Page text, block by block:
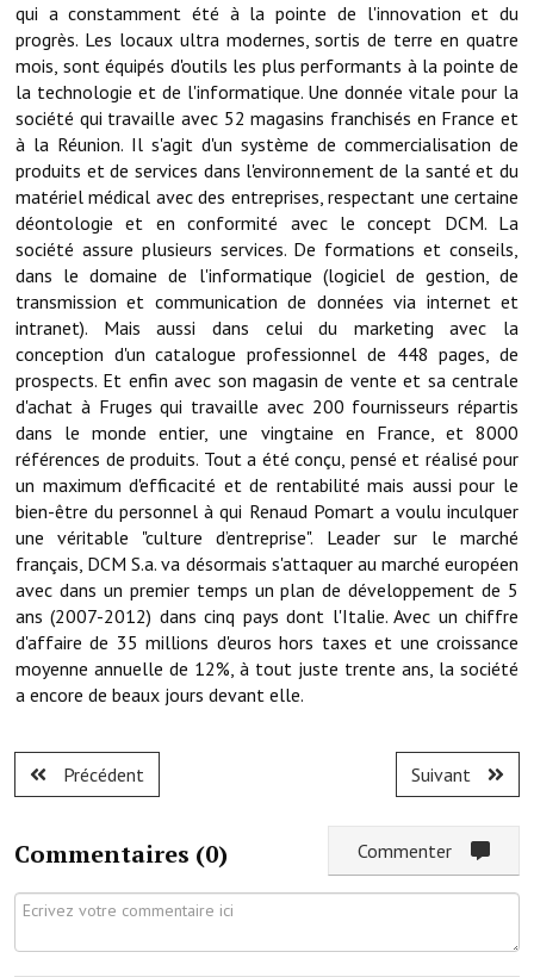
Actions et projets
Projets et travaux en cours
Procès verbaux des conseils municipaux
Communication
Le bulletin municipal : Fressinfo & Le Fressinois
Toutes les publications
Le village dans l'intercommunalité
Communauté de communes
Autres groupements
Les réseaux partenaires
L'association des maires
L'office de tourisme
Le conseil départemental
VILLE PRATIQUE
Services publics intercommunaux
Affaires scolaires, CCAS
Eaux, assainissement
France services
France Renov
Déchets ménagers, tri sélectif, encombrants
qui a constamment été à la pointe de l'innovation et du
progrès. Les locaux ultra modernes, sortis de terre en quatre
mois, sont équipés d'outils les plus performants à la pointe de
la technologie et de l'informatique. Une donnée vitale pour la
société qui travaille avec 52 magasins franchisés en France et
à la Réunion. Il s'agit d'un système de commercialisation de
produits et de services dans l'environnement de la santé et du
matériel médical avec des entreprises, respectant une certaine
déontologie et en conformité avec le concept DCM. La
société assure plusieurs services. De formations et conseils,
dans le domaine de l'informatique (logiciel de gestion, de
transmission et communication de données via internet et
intranet). Mais aussi dans celui du marketing avec la
conception d'un catalogue professionnel de 448 pages, de
prospects. Et enfin avec son magasin de vente et sa centrale
d'achat à Fruges qui travaille avec 200 fournisseurs répartis
dans le monde entier, une vingtaine en France, et 8000
références de produits. Tout a été conçu, pensé et réalisé pour
un maximum d'efficacité et de rentabilité mais aussi pour le
bien-être du personnel à qui Renaud Pomart a voulu inculquer
une véritable "culture d’entreprise". Leader sur le marché
français, DCM S.a. va désormais s'attaquer au marché européen
avec dans un premier temps un plan de développement de 5
ans (2007-2012) dans cinq pays dont l'Italie. Avec un chiffre
d'affaire de 35 millions d'euros hors taxes et une croissance
moyenne annuelle de 12%, à tout juste trente ans, la société
a encore de beaux jours devant elle.
Précédent Suivant
Commentaires (0)